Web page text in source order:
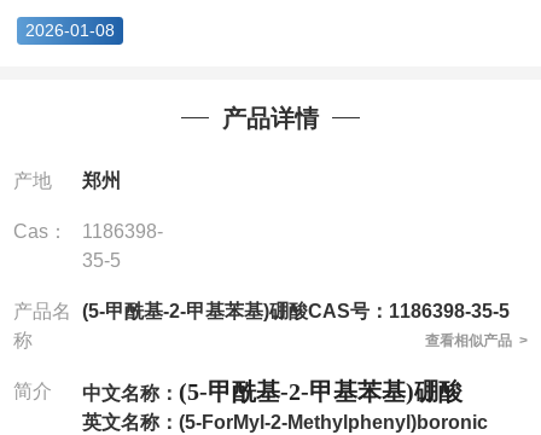
2026-01-08
产品详情
产地 郑州
Cas：
1186398-
35-5
产品名
称
(5-甲酰基-2-甲基苯基)硼酸CAS号：1186398-35-5
查看相似产品 >
简介 中文名称： (5-甲酰基-2-甲基苯基)硼酸
英文名称： (5-ForMyl-2-Methylphenyl)boronic